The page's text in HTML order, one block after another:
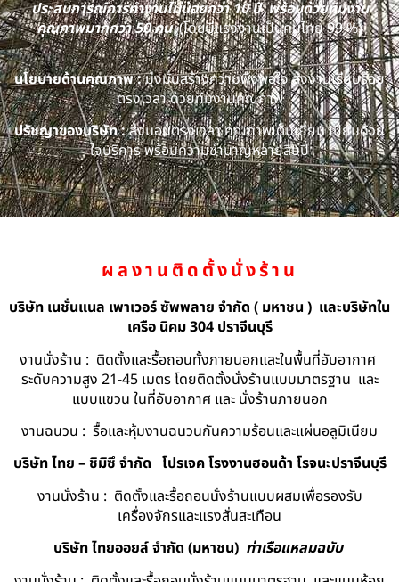
ประสบการณ์การทำงานไม่น้อยกว่า 10 ปี พร้อมด้วยทีมงาน
คุณภาพมากกว่า 50 คน(โดยมีแรงงานเป็นคนไทย 99 %)
นโยบายด้านคุณภาพ :มุ่งมั่นสร้างความพึงพอใจ ส่งงานเรียบร้อย
ตรงเวลา ด้วยทีมงานคุณภาพ
ปรัชญาของบริษัท :ส่งมอบตรงเวลา คุณภาพเต็มเยี่ยม เปี่ยมด้วย
ใจบริการ พร้อมความชำนาญหลายสิบปี
ผลงานติดตั้งนั่งร้าน
บริษัท เนชั่นแนล เพาเวอร์ ซัพพลาย จำกัด ( มหาชน ) และบริษัทใน
เครือ นิคม 304 ปราจีนบุรี
งานนั่งร้าน : ติดตั้งและรื้อถอนทั้งภายนอกและในพื้นที่อับอากาศ
ระดับความสูง 21-45 เมตร โดยติดตั้งนั่งร้านแบบมาตรฐาน และ
แบบแขวน ในที่อับอากาศ และ นั่งร้านภายนอก
งานฉนวน : รื้อและหุ้มงานฉนวนกันความร้อนและแผ่นอลูมิเนียม
บริษัท ไทย – ชิมิซึ จำกัด โปรเจค โรงงานฮอนด้า โรจนะปราจีนบุรี
งานนั่งร้าน : ติดตั้งและรื้อถอนนั่งร้านแบบผสมเพื่อรองรับ
เครื่องจักรและแรงสั่นสะเทือน
บริษัท ไทยออยล์ จํากัด (มหาชน) ท่าเรือแหลมฉบับ